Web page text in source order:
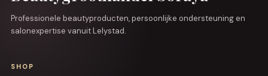
Professionele beautyproducten, persoonlijke ondersteuning en
salonexpertise vanuit Lelystad.
SHOP